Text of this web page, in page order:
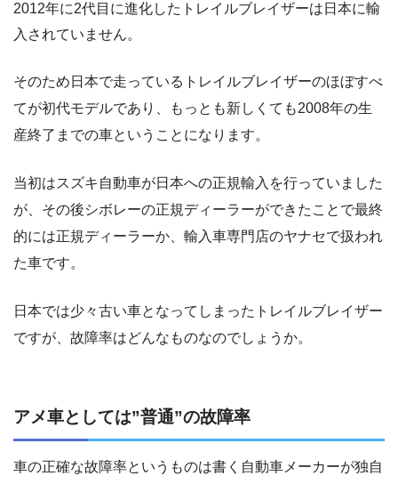
2012年に2代目に進化したトレイルブレイザーは日本に輸
入されていません。
そのため日本で走っているトレイルブレイザーのほぼすべ
てが初代モデルであり、もっとも新しくても2008年の生
産終了までの車ということになります。
当初はスズキ自動車が日本への正規輸入を行っていました
が、その後シボレーの正規ディーラーができたことで最終
的には正規ディーラーか、輸入車専門店のヤナセで扱われ
た車です。
日本では少々古い車となってしまったトレイルブレイザー
ですが、故障率はどんなものなのでしょうか。
アメ車としては”普通”の故障率
車の正確な故障率というものは書く自動車メーカーが独自